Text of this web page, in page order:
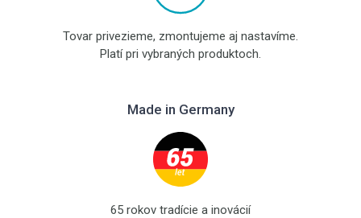
Tovar privezieme, zmontujeme aj nastavíme.
Platí pri vybraných produktoch.
Made in Germany
65 rokov tradície a inovácií